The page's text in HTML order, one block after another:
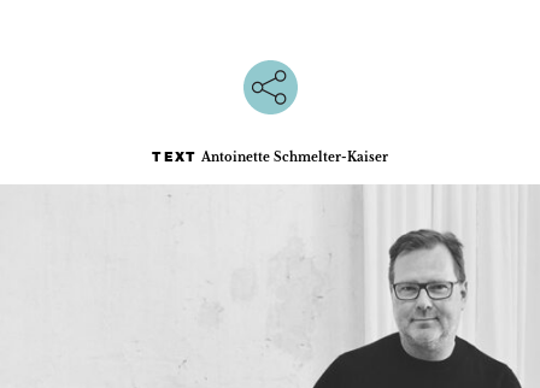
TEXT Antoinette Schmelter-Kaiser